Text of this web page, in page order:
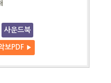
사운드북
보PDF ▶